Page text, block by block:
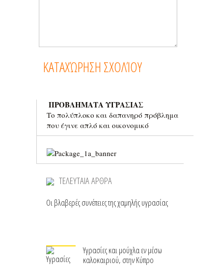
ΠΡΟΒΛΗΜΑΤΑ ΥΓΡΑΣΙΑΣ
Το πολύπλοκο και δαπανηρό πρόβλημα
που έγινε απλό και οικονομικό
ΤΕΛΕΥΤΑΙΑ ΑΡΘΡΑ
Οι βλαβερές συνέπειες της χαμηλής υγρασίας
Υγρασίες και μούχλα εν μέσω
καλοκαιριού, στην Κύπρο